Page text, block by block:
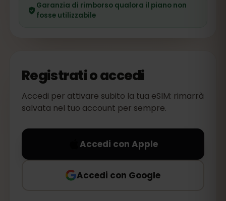
Garanzia di rimborso qualora il piano non
fosse utilizzabile
Registrati o accedi
Accedi per attivare subito la tua eSIM: rimarrà
salvata nel tuo account per sempre.
Accedi con Apple
Accedi con Google